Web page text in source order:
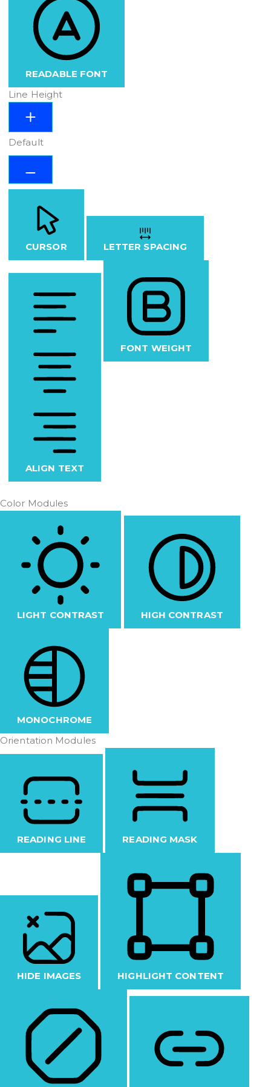
READABLE FONT
Line Height
Default
CURSOR LETTER SPACING
ALIGN TEXT
FONT WEIGHT
Color Modules
LIGHT CONTRAST HIGH CONTRAST
MONOCHROME
Orientation Modules
READING LINE READING MASK
HIDE IMAGES HIGHLIGHT CONTENT